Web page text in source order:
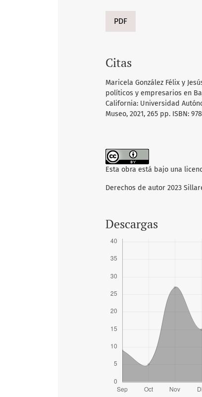
PDF
Citas
Maricela González Félix y
políticos y empresarios en
California: Universidad
Museo, 2021, 265 pp. ISBN:
Esta obra está bajo una
Derechos de autor 2023
Descargas